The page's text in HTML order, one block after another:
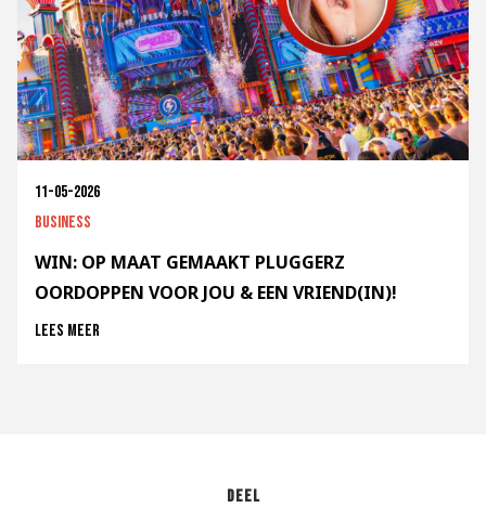
11-05-2026
Business
WIN: OP MAAT GEMAAKT PLUGGERZ
OORDOPPEN VOOR JOU & EEN VRIEND(IN)!
Lees meer
Deel